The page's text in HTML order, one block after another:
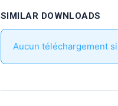
SIMILAR DOWNLOADS
Aucun téléchargement